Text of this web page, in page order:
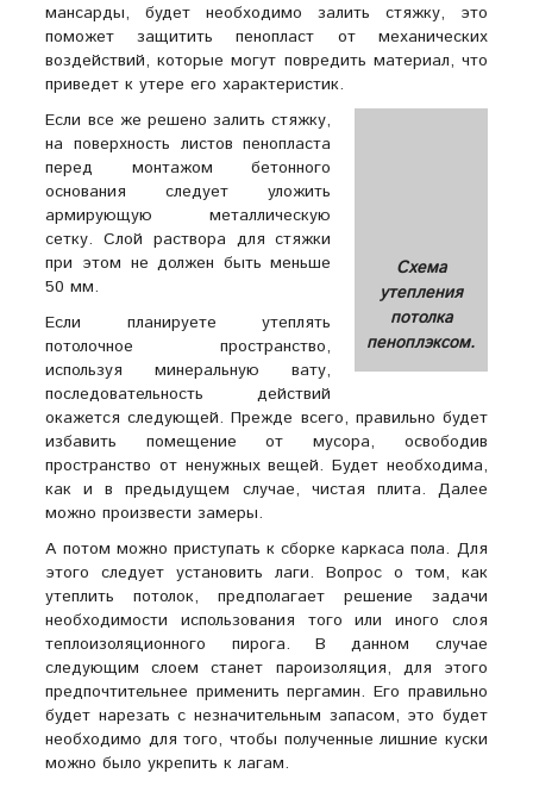
мансарды, будет необходимо залить стяжку, это
поможет защитить пенопласт от механических
воздействий, которые могут повредить материал, что
приведет к утере его характеристик.
Схема
утепления
потолка
пеноплэксом.
Если все же решено залить стяжку,
на поверхность листов пенопласта
перед монтажом бетонного
основания следует уложить
армирующую металлическую
сетку. Слой раствора для стяжки
при этом не должен быть меньше
50 мм.
Если планируете утеплять
потолочное пространство,
используя минеральную вату,
последовательность действий
окажется следующей. Прежде всего, правильно будет
избавить помещение от мусора, освободив
пространство от ненужных вещей. Будет необходима,
как и в предыдущем случае, чистая плита. Далее
можно произвести замеры.
А потом можно приступать к сборке каркаса пола. Для
этого следует установить лаги. Вопрос о том, как
утеплить потолок, предполагает решение задачи
необходимости использования того или иного слоя
теплоизоляционного пирога. В данном случае
следующим слоем станет пароизоляция, для этого
предпочтительнее применить пергамин. Его правильно
будет нарезать с незначительным запасом, это будет
необходимо для того, чтобы полученные лишние куски
можно было укрепить к лагам.